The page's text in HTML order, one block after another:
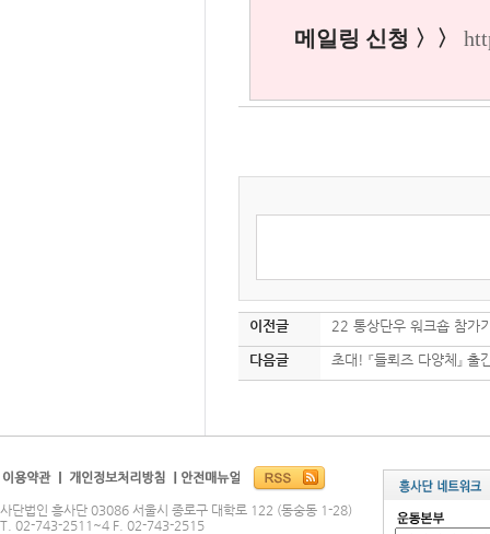
메일링 신청 〉〉
이전글 22 통상단우 워크숍 참가
다음글 초대! 『들뢰즈 다양체』
사단법인 흥사단 03086 서울시 종로구 대학로 122 (동숭동 1-28)
T. 02-743-2511~4 F. 02-743-2515